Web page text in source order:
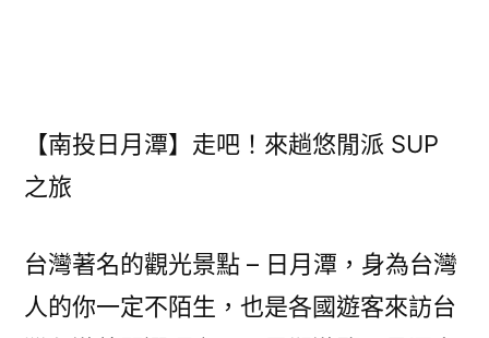
【南投日月潭】走吧！來趟悠閒派 SUP
之旅
台灣著名的觀光景點 – 日月潭，身為台灣
人的你一定不陌生，也是各國遊客來訪台